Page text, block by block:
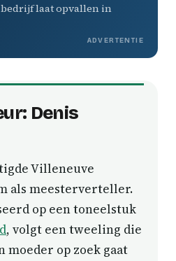
laat opvallen in
ADVERTENTIE
Denis
Villeneuve
als meesterverteller.
op een toneelstuk
, volgt een tweeling die
moeder op zoek gaat